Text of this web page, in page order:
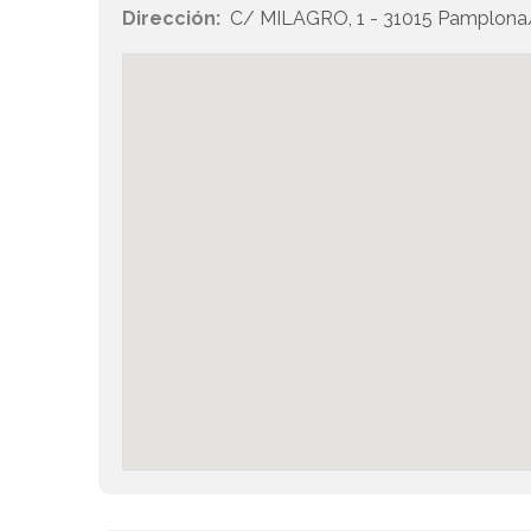
Dirección: C/ MILAGRO, 1 - 31015